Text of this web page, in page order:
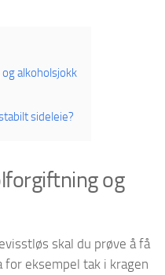
alkoholsjokk
sideleie?
og
skal du prøve å få
for eksempel tak i kragen